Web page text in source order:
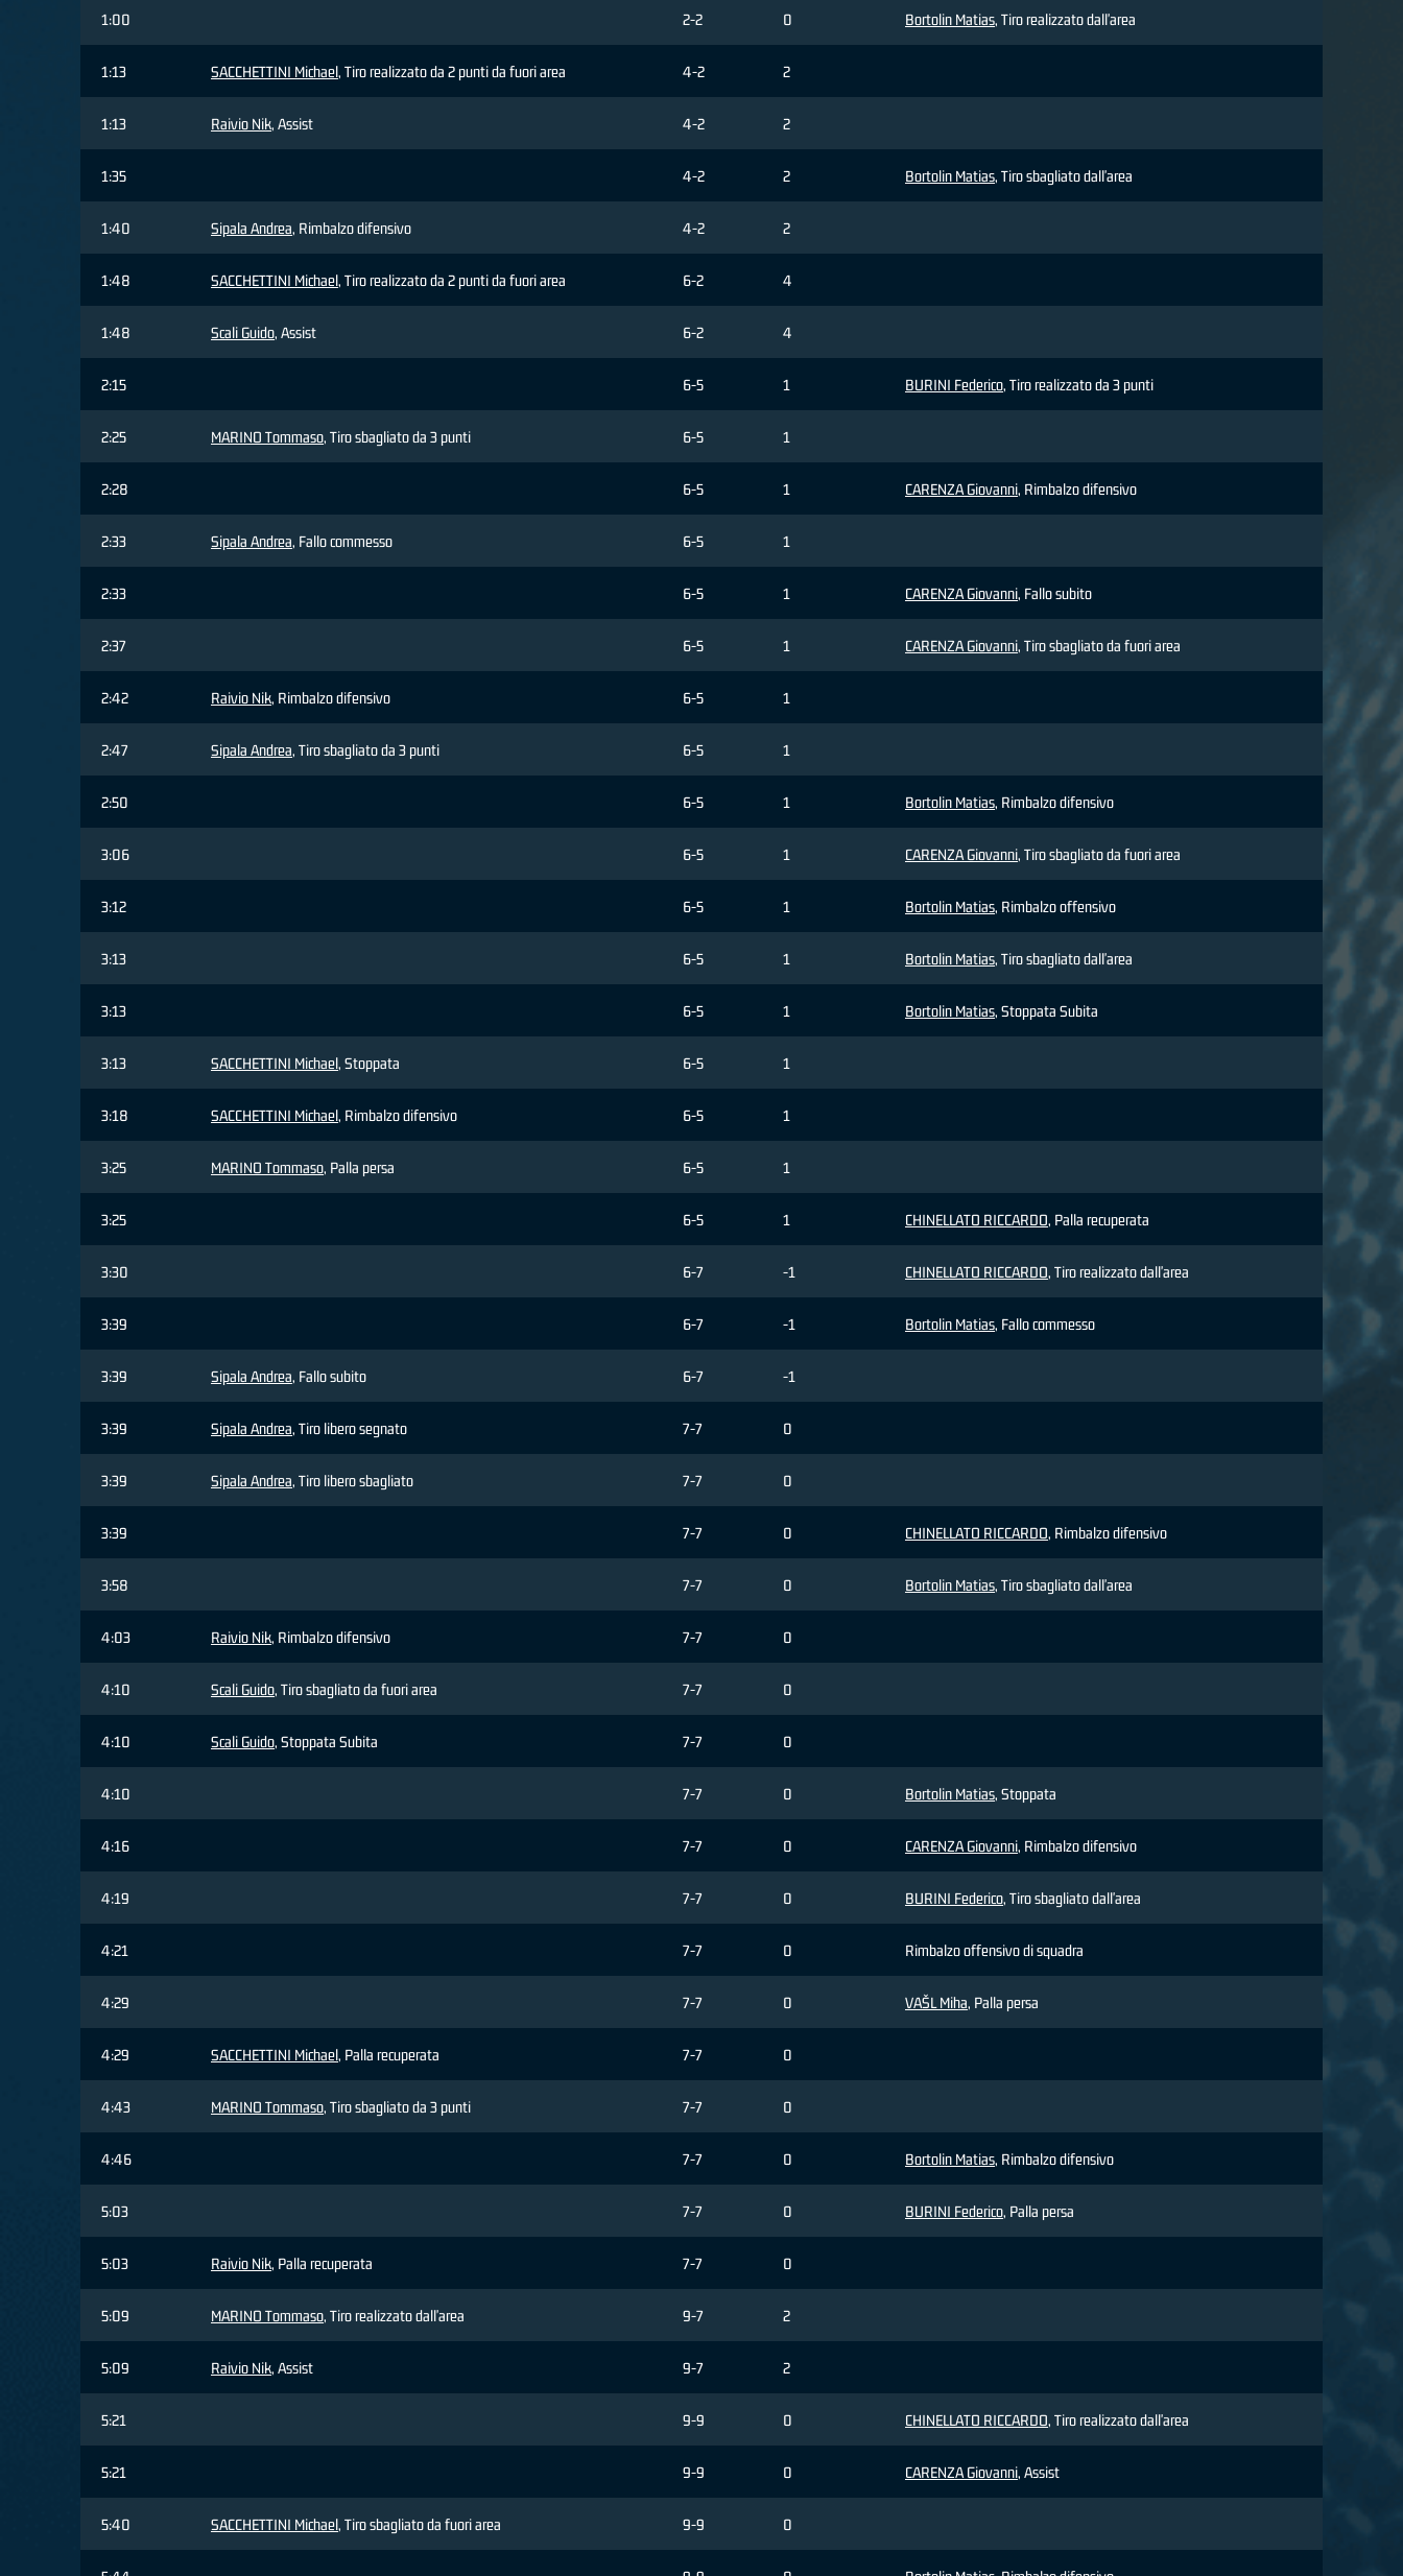
1:00 2-2 0 Bortolin Matias, Tiro realizzato dall'area
1:13 SACCHETTINI Michael, Tiro realizzato da 2 punti da fuori area 4-2 2
1:13 Raivio Nik, Assist 4-2 2
1:35 4-2 2 Bortolin Matias, Tiro sbagliato dall'area
1:40 Sipala Andrea, Rimbalzo difensivo 4-2 2
1:48 SACCHETTINI Michael, Tiro realizzato da 2 punti da fuori area 6-2 4
1:48 Scali Guido, Assist 6-2 4
2:15 6-5 1 BURINI Federico, Tiro realizzato da 3 punti
2:25 MARINO Tommaso, Tiro sbagliato da 3 punti 6-5 1
2:28 6-5 1 CARENZA Giovanni, Rimbalzo difensivo
2:33 Sipala Andrea, Fallo commesso 6-5 1
2:33 6-5 1 CARENZA Giovanni, Fallo subito
2:37 6-5 1 CARENZA Giovanni, Tiro sbagliato da fuori area
2:42 Raivio Nik, Rimbalzo difensivo 6-5 1
2:47 Sipala Andrea, Tiro sbagliato da 3 punti 6-5 1
2:50 6-5 1 Bortolin Matias, Rimbalzo difensivo
3:06 6-5 1 CARENZA Giovanni, Tiro sbagliato da fuori area
3:12 6-5 1 Bortolin Matias, Rimbalzo offensivo
3:13 6-5 1 Bortolin Matias, Tiro sbagliato dall'area
3:13 6-5 1 Bortolin Matias, Stoppata Subita
3:13 SACCHETTINI Michael, Stoppata 6-5 1
3:18 SACCHETTINI Michael, Rimbalzo difensivo 6-5 1
3:25 MARINO Tommaso, Palla persa 6-5 1
3:25 6-5 1 CHINELLATO RICCARDO, Palla recuperata
3:30 6-7 -1 CHINELLATO RICCARDO, Tiro realizzato dall'area
3:39 6-7 -1 Bortolin Matias, Fallo commesso
3:39 Sipala Andrea, Fallo subito 6-7 -1
3:39 Sipala Andrea, Tiro libero segnato 7-7 0
3:39 Sipala Andrea, Tiro libero sbagliato 7-7 0
3:39 7-7 0 CHINELLATO RICCARDO, Rimbalzo difensivo
3:58 7-7 0 Bortolin Matias, Tiro sbagliato dall'area
4:03 Raivio Nik, Rimbalzo difensivo 7-7 0
4:10 Scali Guido, Tiro sbagliato da fuori area 7-7 0
4:10 Scali Guido, Stoppata Subita 7-7 0
4:10 7-7 0 Bortolin Matias, Stoppata
4:16 7-7 0 CARENZA Giovanni, Rimbalzo difensivo
4:19 7-7 0 BURINI Federico, Tiro sbagliato dall'area
4:21 7-7 0 Rimbalzo offensivo di squadra
4:29 7-7 0 VAŠL Miha, Palla persa
4:29 SACCHETTINI Michael, Palla recuperata 7-7 0
4:43 MARINO Tommaso, Tiro sbagliato da 3 punti 7-7 0
4:46 7-7 0 Bortolin Matias, Rimbalzo difensivo
5:03 7-7 0 BURINI Federico, Palla persa
5:03 Raivio Nik, Palla recuperata 7-7 0
5:09 MARINO Tommaso, Tiro realizzato dall'area 9-7 2
5:09 Raivio Nik, Assist 9-7 2
5:21 9-9 0 CHINELLATO RICCARDO, Tiro realizzato dall'area
5:21 9-9 0 CARENZA Giovanni, Assist
5:40 SACCHETTINI Michael, Tiro sbagliato da fuori area 9-9 0